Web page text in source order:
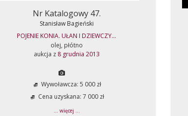
Nr Katalogowy 47.
Stanisław Bagieński
POJENIE KONIA. UŁAN I DZIEWCZY...
olej, płótno
aukcja z 8 grudnia 2013
Wywoławcza: 5 000 zł
Cena uzyskana: 7 000 zł
... więcej ...